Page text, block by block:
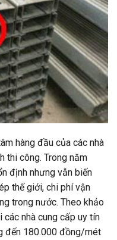
hàng đầu của các nhà
thi công. Trong năm
định nhưng vẫn biến
thế giới, chi phí vận
trong nước. Theo khảo
nhà cung cấp uy tín
đến 180.000 đồng/mét